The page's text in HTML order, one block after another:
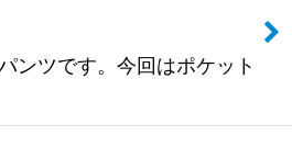
ツです。今回はポケット